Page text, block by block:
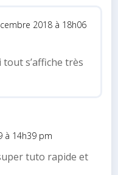
2018 à 18h06
tout s’affiche très
à 14h39 pm
tuto rapide et